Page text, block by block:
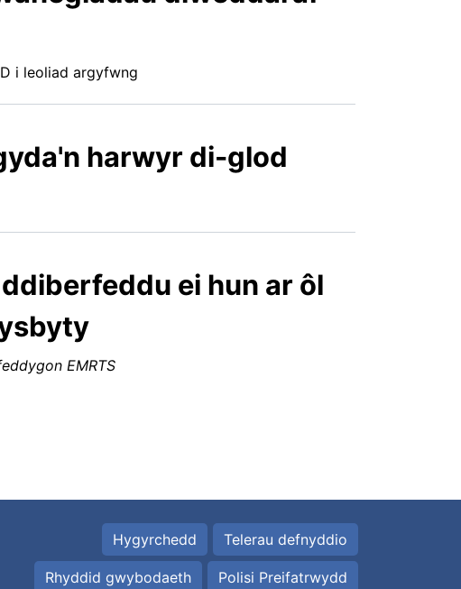
i leoliad argyfwng
harwyr di-glod
ei hun ar ôl
EMRTS
Hygyrchedd Telerau defnyddio
Rhyddid gwybodaeth Polisi Preifatrwydd